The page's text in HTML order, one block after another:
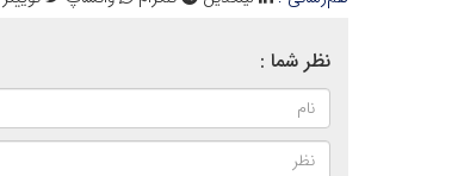
نظر شما :